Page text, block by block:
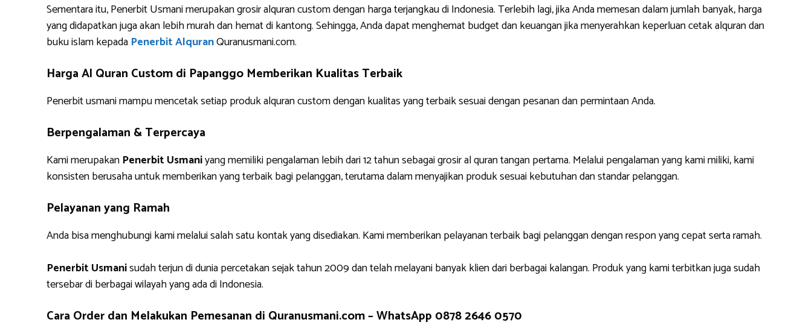
Sementara itu, Penerbit Usmani merupakan grosir alquran custom dengan harga terjangkau di Indonesia. Terlebih lagi, jika Anda memesan dalam jumlah banyak, harga
yang didapatkan juga akan lebih murah dan hemat di kantong. Sehingga, Anda dapat menghemat budget dan keuangan jika menyerahkan keperluan cetak alquran dan
buku islam kepada Penerbit AlquranQuranusmani.com.
Harga Al Quran Custom di Papanggo Memberikan Kualitas Terbaik
Penerbit usmani mampu mencetak setiap produk alquran custom dengan kualitas yang terbaik sesuai dengan pesanan dan permintaan Anda.
Berpengalaman & Terpercaya
Kami merupakan Penerbit Usmaniyang memiliki pengalaman lebih dari 12 tahun sebagai grosir al quran tangan pertama. Melalui pengalaman yang kami miliki, kami
konsisten berusaha untuk memberikan yang terbaik bagi pelanggan, terutama dalam menyajikan produk sesuai kebutuhan dan standar pelanggan.
Pelayanan yang Ramah
Anda bisa menghubungi kami melalui salah satu kontak yang disediakan. Kami memberikan pelayanan terbaik bagi pelanggan dengan respon yang cepat serta ramah.
Penerbit Usmanisudah terjun di dunia percetakan sejak tahun 2009 dan telah melayani banyak klien dari berbagai kalangan. Produk yang kami terbitkan juga sudah
tersebar di berbagai wilayah yang ada di Indonesia.
Cara Order dan Melakukan Pemesanan di Quranusmani.com –WhatsApp 0878 2646 0570